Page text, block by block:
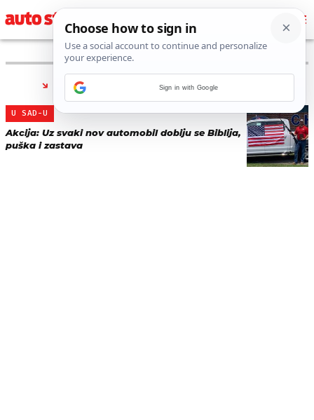
PRONAĐENO 1 REZULTATA ZA TAG “
U SAD-U
Akcija: Uz svaki nov automobil dobiju se Biblija,
puška i zastava
Sign in with Google